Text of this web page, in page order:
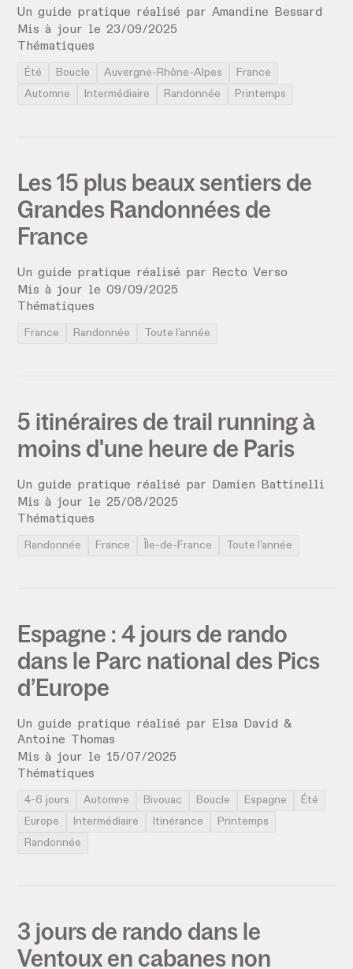
Un guide pratique réalisé parAmandine Bessard
Mis à jour le23/09/2025
Thématiques
Été Boucle Auvergne-Rhône-Alpes
France
Automne
Intermédiaire Randonnée Printemps
Les 15 plus beaux sentiers de
Grandes Randonnées de
France
Un guide pratique réalisé par
Recto Verso
Mis à jour le09/09/2025
Thématiques
France Randonnée Toute l’année
5 itinéraires de trail running à
moins d'une heure de Paris
Un guide pratique réalisé par
Damien Battinelli
Mis à jour le25/08/2025
Thématiques
Randonnée France Île-de-France Toute l’année
Espagne : 4 jours de rando
dans le Parc national des Pics
d’Europe
Un guide pratique réalisé par
Elsa David &
Antoine Thomas
Mis à jour le 15/07/2025
Thématiques
4-6 jours Automne Bivouac Boucle Espagne
Été
Europe
Intermédiaire Itinérance
Printemps
Randonnée
3 jours de rando dans le
Ventoux en cabanes non